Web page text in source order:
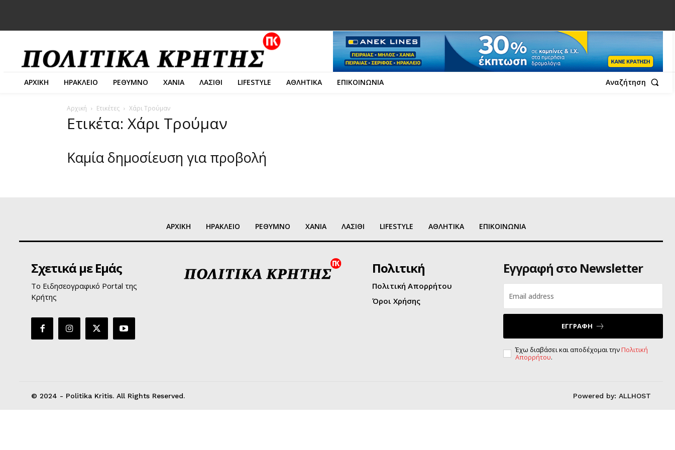
ΑΡΧΙΚΗ ΗΡΑΚΛΕΙΟ ΡΕΘΥΜΝΟ ΧΑΝΙΑ ΛΑΣΙΘΙ LIFESTYLE ΑΘΛΗΤΙΚΑ ΕΠΙΚΟΙΝΩΝΙΑ Αναζήτηση
Αρχική Ετικέτες Χάρι Τρούμαν
Ετικέτα: Χάρι Τρούμαν
Καμία δημοσίευση για προβολή
ΑΡΧΙΚΗ ΗΡΑΚΛΕΙΟ ΡΕΘΥΜΝΟ ΧΑΝΙΑ ΛΑΣΙΘΙ LIFESTYLE ΑΘΛΗΤΙΚΑ ΕΠΙΚΟΙΝΩΝΙΑ
Σχετικά με Εμάς
Το Ειδησεογραφικό Portal της
Κρήτης
Πολιτική
Πολιτική Απορρήτου
Όροι Χρήσης
Εγγραφή στο Newsletter
ΕΓΓΡΑΦΗ
Έχω διαβάσει και αποδέχομαι τηνΠολιτική
Απορρήτου.
© 2024 - Politika Kritis. All Rights Reserved. Powered by: ALLHOST